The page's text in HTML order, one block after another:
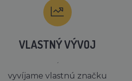
VLASTNÝ VÝVOJ
´
vyvíjame vlastnú značku